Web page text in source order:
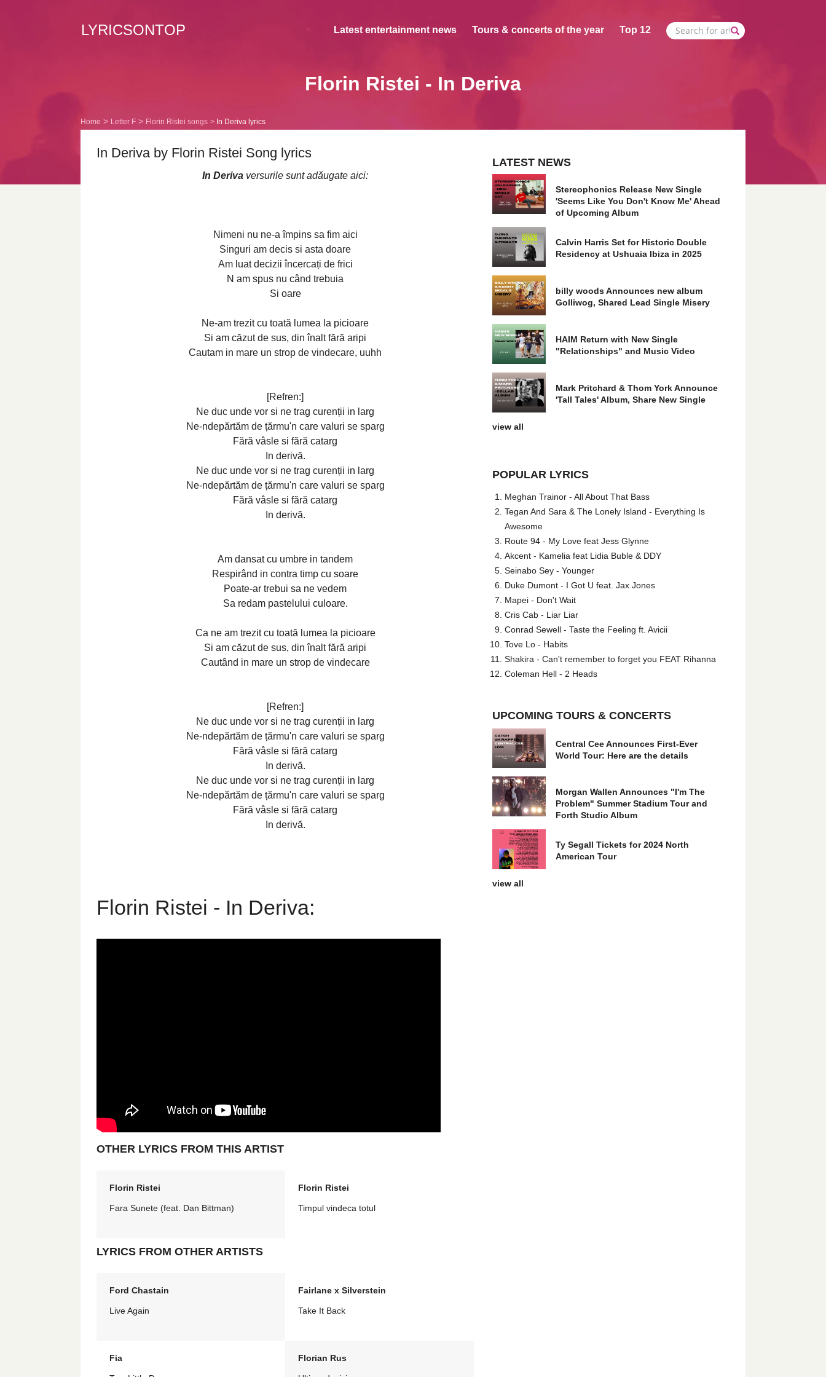
LYRICSONTOP Latest entertainment news Tours & concerts of the year Top 12
Florin Ristei - In Deriva
Home Letter F Florin Ristei songs In Deriva lyrics
In Deriva by Florin Ristei Song lyrics
In Deriva versurile sunt adăugate aici:
Nimeni nu ne-a împins sa fim aici
Singuri am decis si asta doare
Am luat decizii încercați de frici
N am spus nu când trebuia
Si oare
Ne-am trezit cu toată lumea la picioare
Si am căzut de sus, din înalt fără aripi
Cautam in mare un strop de vindecare, uuhh
[Refren:]
Ne duc unde vor si ne trag curenții in larg
Ne-ndepărtăm de țărmu'n care valuri se sparg
Fără vâsle si fără catarg
In derivă.
Ne duc unde vor si ne trag curenții in larg
Ne-ndepărtăm de țărmu'n care valuri se sparg
Fără vâsle si fără catarg
In derivă.
Am dansat cu umbre in tandem
Respirând in contra timp cu soare
Poate-ar trebui sa ne vedem
Sa redam pastelului culoare.
Ca ne am trezit cu toată lumea la picioare
Si am căzut de sus, din înalt fără aripi
Cautând in mare un strop de vindecare
[Refren:]
Ne duc unde vor si ne trag curenții in larg
Ne-ndepărtăm de țărmu'n care valuri se sparg
Fără vâsle si fără catarg
In derivă.
Ne duc unde vor si ne trag curenții in larg
Ne-ndepărtăm de țărmu'n care valuri se sparg
Fără vâsle si fără catarg
In derivă.
Florin Ristei - In Deriva:
OTHER LYRICS FROM THIS ARTIST
Florin Ristei
Fara Sunete (feat. Dan Bittman)
Florin Ristei
Timpul vindeca totul
LYRICS FROM OTHER ARTISTS
Ford Chastain
Live Again
Fairlane x Silverstein
Take It Back
Fia Florian Rus
LATEST NEWS
Stereophonics Release New Single
'Seems Like You Don't Know Me' Ahead
of Upcoming Album
Calvin Harris Set for Historic Double
Residency at Ushuaia Ibiza in 2025
billy woods Announces new album
Golliwog, Shared Lead Single Misery
HAIM Return with New Single
"Relationships" and Music Video
Mark Pritchard & Thom York Announce
'Tall Tales' Album, Share New Single
view all
POPULAR LYRICS
Meghan Trainor - All About That Bass
Tegan And Sara & The Lonely Island - Everything Is
Awesome
Route 94 - My Love feat Jess Glynne
Akcent - Kamelia feat Lidia Buble & DDY
Seinabo Sey - Younger
Duke Dumont - I Got U feat. Jax Jones
Mapei - Don't Wait
Cris Cab - Liar Liar
Conrad Sewell - Taste the Feeling ft. Avicii
Tove Lo - Habits
Shakira - Can't remember to forget you FEAT Rihanna
Coleman Hell - 2 Heads
UPCOMING TOURS & CONCERTS
Central Cee Announces First-Ever
World Tour: Here are the details
Morgan Wallen Announces "I'm The
Problem" Summer Stadium Tour and
Forth Studio Album
Ty Segall Tickets for 2024 North
American Tour
view all